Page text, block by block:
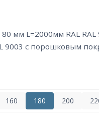
9003 с порошковым
160 180 200